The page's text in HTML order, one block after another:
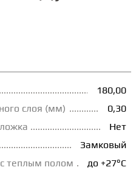
180,00
слоя (мм)
0,30
Нет
Замковый
теплым полом
до +27°С